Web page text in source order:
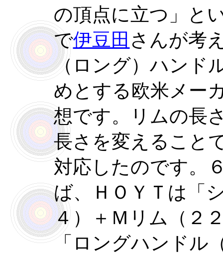
の頂点に立つ」と
で伊豆田 さんが考
（ロング）ハンド
めとする欧米メー
想です。リムの長
長さを変えること
対応したのです。
ば、ＨＯＹＴは「
４）＋Ｍリム（２
「ロングハンドル